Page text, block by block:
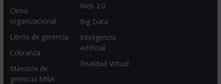
Clima
organizacional
Libros de gerencia
Cobranza
Maestría de
gerencia MBA
Web 2.0
Big Data
Inteligencia
Artificial
Realidad Virtual